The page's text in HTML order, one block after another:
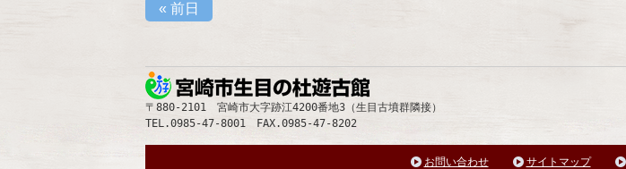
« 前日
〒880-2101 宮崎市大字跡江4200番地3（生目古墳群隣接）
TEL.0985-47-8001 FAX.0985-47-8202
お問い合わせ サイトマップ